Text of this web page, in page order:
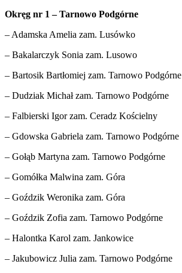
Okręg nr 1 – Tarnowo Podgórne
– Adamska Amelia zam. Lusówko
– Bakalarczyk Sonia zam. Lusowo
– Bartosik Bartłomiej zam. Tarnowo Podgórne
– Dudziak Michał zam. Tarnowo Podgórne
– Falbierski Igor zam. Ceradz Kościelny
– Gdowska Gabriela zam. Tarnowo Podgórne
– Gołąb Martyna zam. Tarnowo Podgórne
– Gomółka Malwina zam. Góra
– Goździk Weronika zam. Góra
– Goździk Zofia zam. Tarnowo Podgórne
– Halontka Karol zam. Jankowice
– Jakubowicz Julia zam. Tarnowo Podgórne